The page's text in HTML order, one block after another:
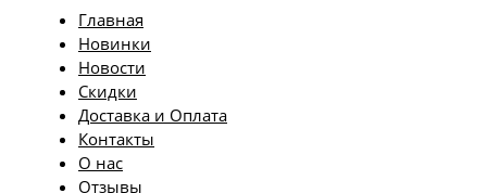
Главная
Новинки
Новости
Скидки
Доставка и Оплата
Контакты
О нас
Отзывы